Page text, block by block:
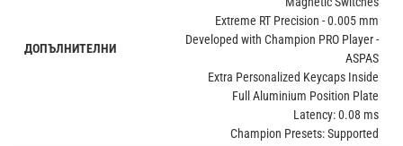
ДОПЪЛНИТЕЛНИ
Extreme RT Precision - 0.005 mm
Developed with Champion PRO Player -
ASPAS
Extra Personalized Keycaps Inside
Full Aluminium Position Plate
Latency: 0.08 ms
Champion Presets: Supported